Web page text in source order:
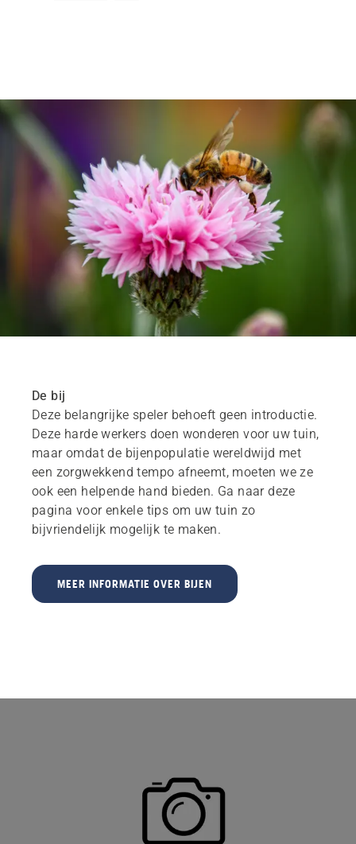
De bij
Deze belangrijke speler behoeft geen introductie.
Deze harde werkers doen wonderen voor uw tuin,
maar omdat de bijenpopulatie wereldwijd met
een zorgwekkend tempo afneemt, moeten we ze
ook een helpende hand bieden. Ga naar deze
pagina voor enkele tips om uw tuin zo
bijvriendelijk mogelijk te maken.
MEER INFORMATIE OVER BIJEN